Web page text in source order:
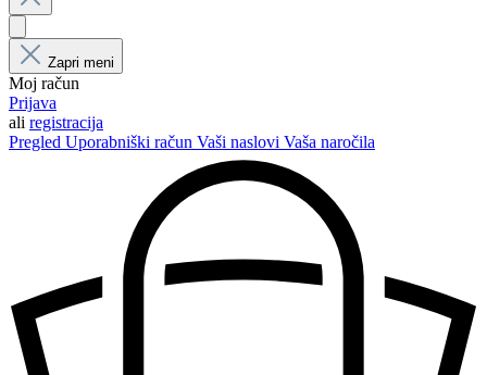
Zapri meni
Moj račun
Prijava
ali registracija
Pregled Uporabniški račun Vaši naslovi Vaša naročila